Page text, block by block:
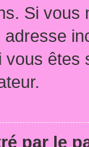
Si vous
êtes
par le